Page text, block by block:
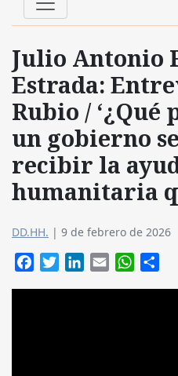
Julio Antonio
Estrada:
Rubio / ‘¿Qué
un gobierno
recibir la
humanitaria
DD.HH. | 9 de febrero de 2026
FacebookTwitterLinkedIn
Email